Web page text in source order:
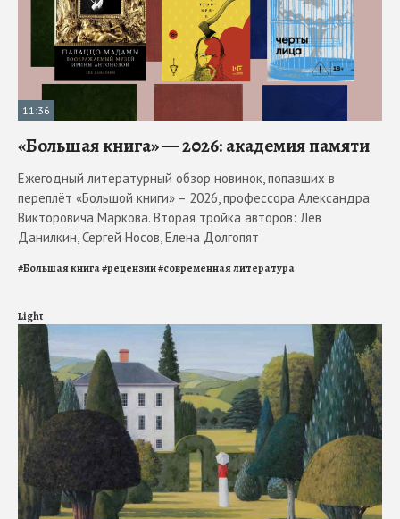
11:36
«Большая книга» — 2026: академия памяти
Ежегодный литературный обзор новинок, попавших в
переплёт «Большой книги» – 2026, профессора Александра
Викторовича Маркова. Вторая тройка авторов: Лев
Данилкин, Сергей Носов, Елена Долгопят
#Большая книга#рецензии#современная литература
Light